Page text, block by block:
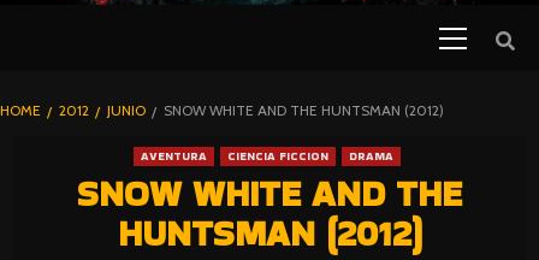
BLOGHORROR
HOME 2012 JUNIO SNOW WHITE AND THE HUNTSMAN (2012)
AVENTURA CIENCIA FICCION DRAMA
SNOW WHITE AND THE
HUNTSMAN (2012)